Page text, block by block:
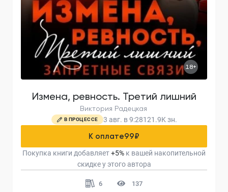
18+
Измена, ревность. Третий лишний
Виктория Радецкая
В ПРОЦЕССЕ 3 авг. в 9:28121.9K зн.
К оплате99₽
Покупка книги добавляет+5% к вашей накопительной
скидке у этого автора
6 137